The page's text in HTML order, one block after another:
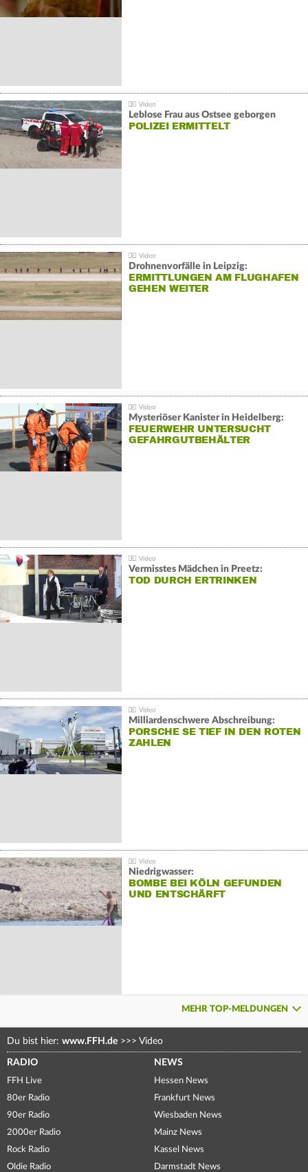
Leblose Frau aus Ostsee geborgen
POLIZEI ERMITTELT
Drohnenvorfälle in Leipzig:
ERMITTLUNGEN AM FLUGHAFEN
GEHEN WEITER
Mysteriöser Kanister in Heidelberg:
FEUERWEHR UNTERSUCHT
GEFAHRGUTBEHÄLTER
Vermisstes Mädchen in Preetz:
TOD DURCH ERTRINKEN
Milliardenschwere Abschreibung:
PORSCHE SE TIEF IN DEN ROTEN
ZAHLEN
Niedrigwasser:
BOMBE BEI KÖLN GEFUNDEN
UND ENTSCHÄRFT
MEHR TOP-MELDUNGEN
Du bist hier: www.FFH.de >>> Video
RADIO
FFH Live
80er Radio
90er Radio
2000er Radio
Rock Radio
Oldie Radio
NEWS
Hessen News
Frankfurt News
Wiesbaden News
Mainz News
Kassel News
Darmstadt News